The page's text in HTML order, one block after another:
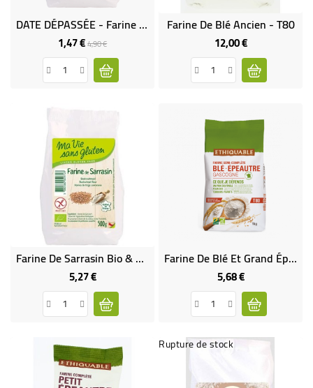
DATE DÉPASSÉE - Farine Mix'Pain Au Millet Et Aux Graines Bio & Sans Gluten
1,47 €Prix
de
base
4,90 €Prix
Farine De Blé Ancien - T80
12,00 €Prix
Farine De Sarrasin Bio & Sans Gluten
5,27 €Prix
Farine De Blé Et Grand Épeautre T80 Bio & Équitable
5,68 €Prix
Rupture de stock